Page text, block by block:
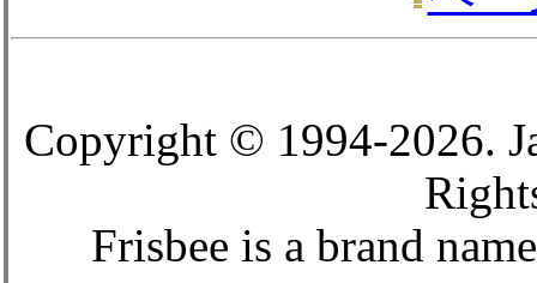
Copyright © 1994-2026.
Frisbee is a brand